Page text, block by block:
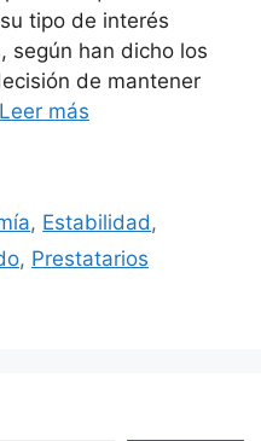
tipo de interés
según han dicho los
de mantener
Leer más
, Estabilidad ,
, Prestatarios